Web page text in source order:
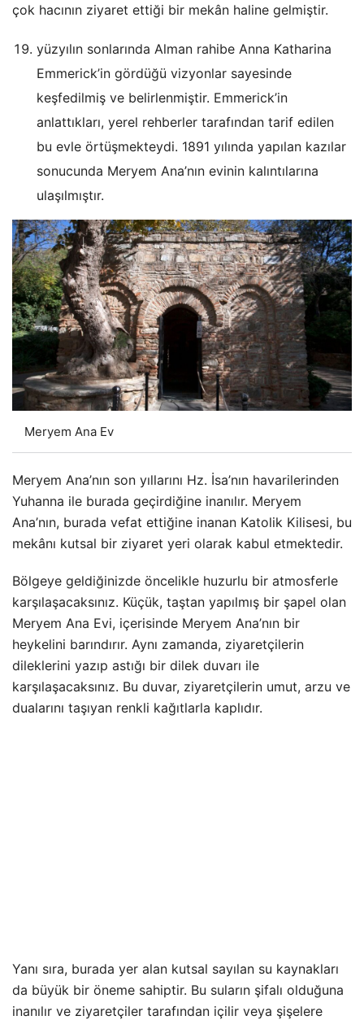
çok hacının ziyaret ettiği bir mekân haline gelmiştir.
yüzyılın sonlarında Alman rahibe Anna Katharina
Emmerick’in gördüğü vizyonlar sayesinde
keşfedilmiş ve belirlenmiştir. Emmerick’in
anlattıkları, yerel rehberler tarafından tarif edilen
bu evle örtüşmekteydi. 1891 yılında yapılan kazılar
sonucunda Meryem Ana’nın evinin kalıntılarına
ulaşılmıştır.
Meryem Ana Ev
Meryem Ana’nın son yıllarını Hz. İsa’nın havarilerinden
Yuhanna ile burada geçirdiğine inanılır. Meryem
Ana’nın, burada vefat ettiğine inanan Katolik Kilisesi, bu
mekânı kutsal bir ziyaret yeri olarak kabul etmektedir.
Bölgeye geldiğinizde öncelikle huzurlu bir atmosferle
karşılaşacaksınız. Küçük, taştan yapılmış bir şapel olan
Meryem Ana Evi, içerisinde Meryem Ana’nın bir
heykelini barındırır. Aynı zamanda, ziyaretçilerin
dileklerini yazıp astığı bir dilek duvarı ile
karşılaşacaksınız. Bu duvar, ziyaretçilerin umut, arzu ve
dualarını taşıyan renkli kağıtlarla kaplıdır.
Yanı sıra, burada yer alan kutsal sayılan su kaynakları
da büyük bir öneme sahiptir. Bu suların şifalı olduğuna
inanılır ve ziyaretçiler tarafından içilir veya şişelere